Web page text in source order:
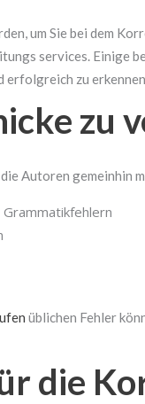
um Sie bei dem
services. Einige
erfolgreich zu
zu
Autoren gemeinhin
üblichen Fehler
die